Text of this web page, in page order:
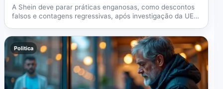
A Shein deve parar práticas enganosas, como descontos
falsos e contagens regressivas, após investigação da UE.
Politica